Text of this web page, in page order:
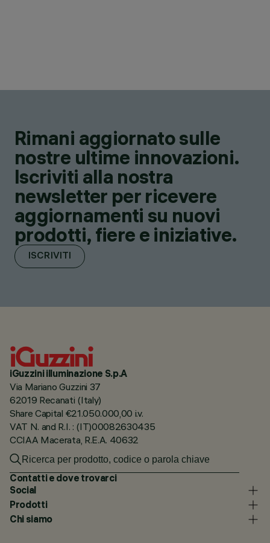
Rimani aggiornato sulle
nostre ultime innovazioni.
Iscriviti alla nostra
newsletter per ricevere
aggiornamenti su nuovi
prodotti, fiere e iniziative.
ISCRIVITI
iGuzzini illuminazione S.p.A
Via Mariano Guzzini 37
62019 Recanati (Italy)
Share Capital €21.050.000,00 i.v.
VAT N. and R.I. : (IT)00082630435
CCIAA Macerata, R.E.A. 40632
Contatti e dove trovarci
Social
Prodotti
Chi siamo